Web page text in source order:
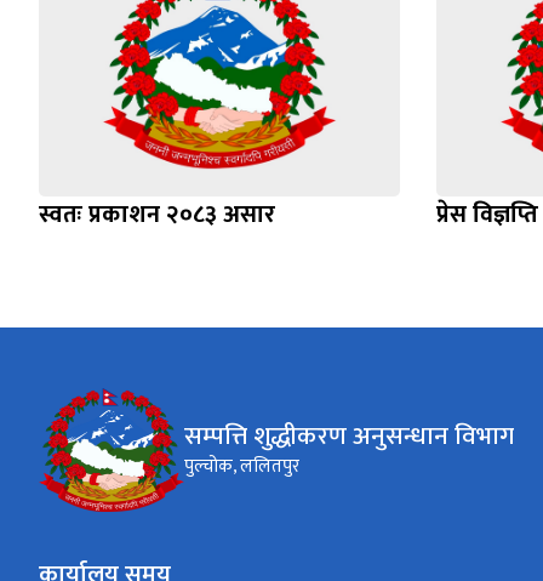
स्वतः प्रकाशन २०८३ असार प्रेस
सम्पत्ति शुद्धीकरण अनुसन्धान विभाग
पुल्चोक, ललितपुर